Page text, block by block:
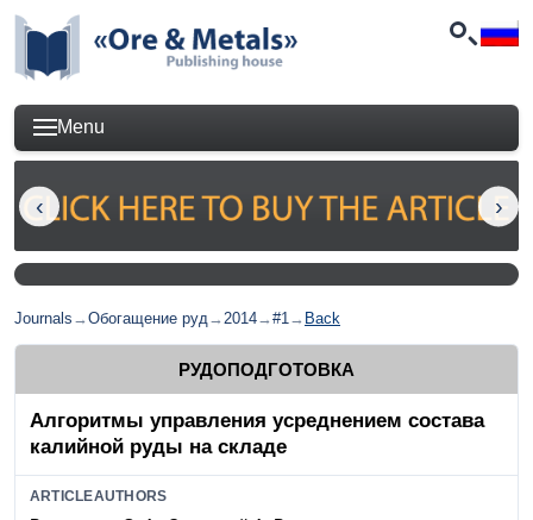
Menu
Journals →Обогащение руд→2014→#1→ Back
РУДОПОДГОТОВКА
Алгоритмы управления усреднением состава
калийной руды на складе
ARTICLEAUTHORS